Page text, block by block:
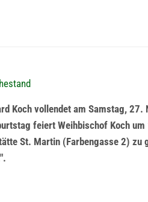
Koch vollendet am Samstag,
feiert Weihbischof Koch
St. Martin (Farbengasse 2)